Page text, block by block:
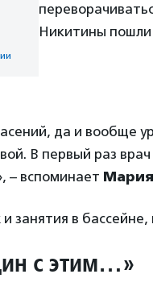
Никитины пошли
да и вообще
В первый раз
– вспоминает
занятия в бассейне,
с этим…»